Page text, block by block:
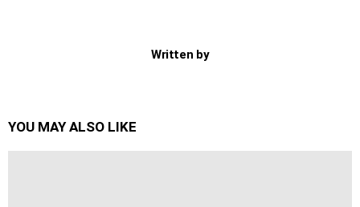
Written by
YOU MAY ALSO LIKE